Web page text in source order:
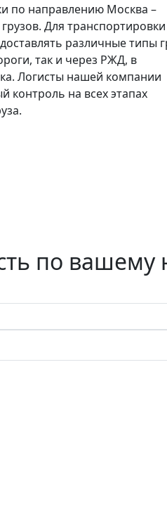
по направлению Москва –
Для транспортировки
различные типы
так и через РЖД, в
Логисты нашей компании
контроль на всех этапах
по